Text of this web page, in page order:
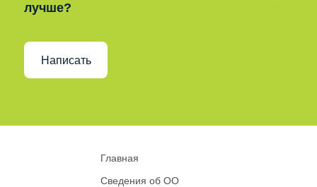
лучше?
Написать
Главная
Сведения об ОО